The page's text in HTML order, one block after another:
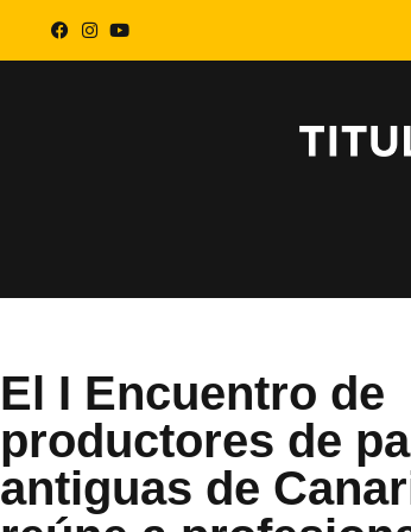
El I Encuentro de
productores de
antiguas de